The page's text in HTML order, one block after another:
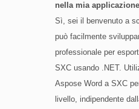
nella mia
Sì, sei il benvenuto a
può facilmente
professionale per
SXC usando .NET.
Aspose Word a SXC
livello, indipendente